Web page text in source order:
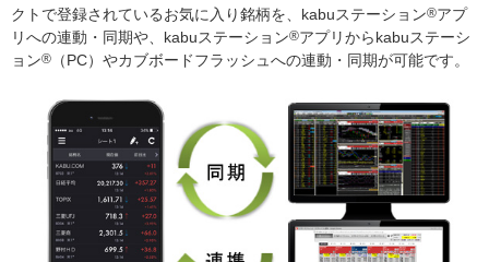
クトで登録されているお気に入り銘柄を、kabuステーション®アプ
リへの連動・同期や、kabuステーション®アプリからkabuステーシ
ョン® （PC）やカブボードフラッシュへの連動・同期が可能です。